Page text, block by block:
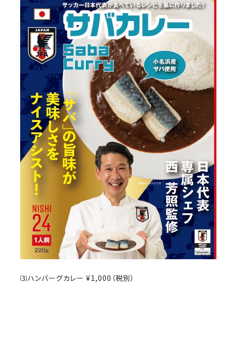
⑶ハンバーグカレー ¥1,000（税別）